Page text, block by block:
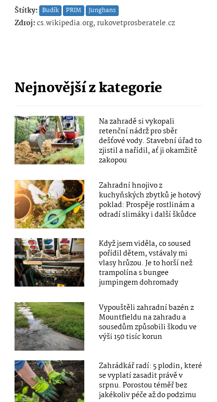
Štítky: Budík PRIM Junghans
Zdroj:cs.wikipedia.org, rukovetprosberatele.cz
Nejnovější z kategorie
Na zahradě si vykopali
retenční nádrž pro sběr
dešťové vody. Stavební úřad to
zjistil a nařídil, ať ji okamžitě
zakopou
Zahradní hnojivo z
kuchyňských zbytků je hotový
poklad: Prospěje rostlinám a
odradí slimáky i další škůdce
Když jsem viděla, co soused
pořídil dětem, vstávaly mi
vlasy hrůzou. Je to horší než
trampolína s bungee
jumpingem dohromady
Vypouštěli zahradní bazén z
Mountfieldu na zahradu a
sousedům způsobili škodu ve
výši 150 tisíc korun
Zahrádkář radí: 5 plodin, které
se vyplatí zasadit právě v
srpnu. Porostou téměř bez
jakékoliv péče až do podzimu